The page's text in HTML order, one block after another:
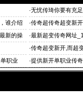
·无忧传琦你要有充
谁介绍
·传奇超传奇超变新
变传奇sf|超变态
新的操
·最新超变传奇网址
61传奇sf超变
·传奇超变新开,而超
我
职业 ·提供新开单职业传